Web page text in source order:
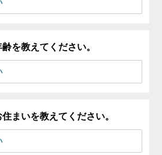
を教えてください。
まいを教えてください。